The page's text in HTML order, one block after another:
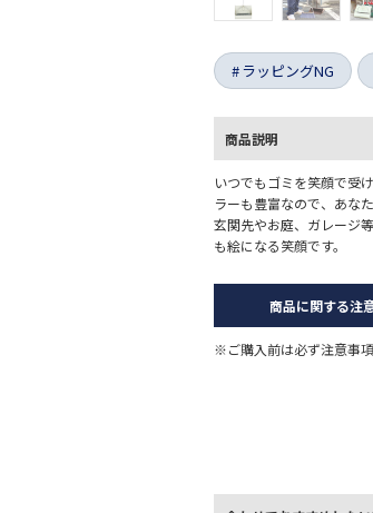
ラッピングNG
商品説明
いつでもゴミを笑顔で受
ラーも豊富なので、あな
玄関先やお庭、ガレージ
も絵になる笑顔です。
商品に関する注
※ご購入前は必ず注意事項